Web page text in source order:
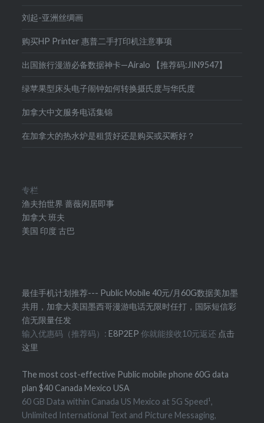
刘起-亚洲丝绸画
购买HP Printer 惠普二手打印机注意事项
出国旅行漫游必备数据神卡—Airalo 【推荐码:JIN9547】
绿苹果型床头电子闹钟如何转换摄氏度与华氏度
加拿大中文服务电话集锦
在加拿大的热水炉是租赁好还是购买或买断好？
专栏
渔夫拍世界蔷薇闲居即事
加拿大 班夫
美国 印度 古巴
最佳手机计划推荐--- Public Mobile 40元/月60G数据美加墨
共用，加拿大美国墨西哥漫游电话无限时任打，国际短信彩
信无限量任发
输入优惠码（推荐码）:E8P2EP你就能接收10元返还 点击
这里
The most cost-effective Public mobile phone 60G data
plan $40 Canada Mexico USA
60 GB Data within Canada US Mexico at 5G Speed¹,
Unlimited International Text and Picture Messaging,